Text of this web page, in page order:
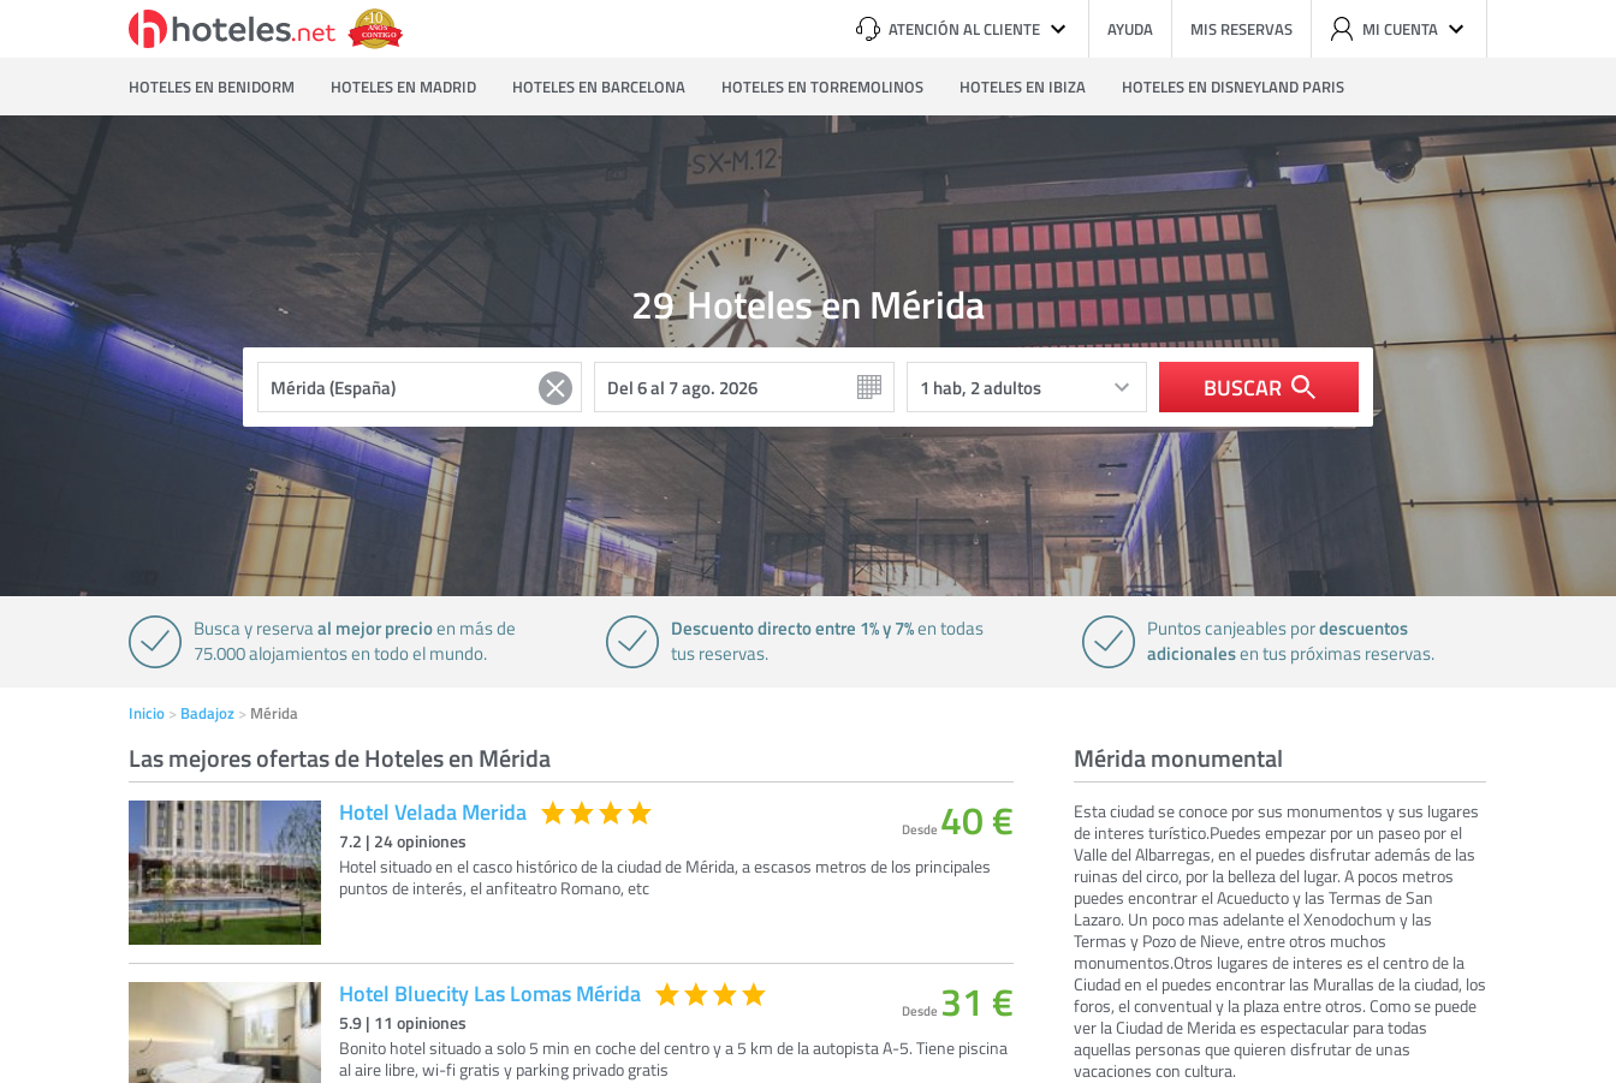
ATENCIÓN AL CLIENTE AYUDA MIS RESERVAS MI CUENTA
HOTELES EN BENIDORM HOTELES EN MADRID HOTELES EN BARCELONA HOTELES EN TORREMOLINOS HOTELES EN IBIZA HOTELES EN DISNEYLAND PARIS
Hoteles en Mérida
29
BUSCAR
Busca y reservaal mejor precioen más de
75.000 alojamientos en todo el mundo.
Descuento directo entre 1% y 7%en todas
tus reservas.
Puntos canjeables pordescuentos
adicionalesen tus próximas reservas.
Inicio Badajoz Mérida
Las mejores ofertas de Hoteles en Mérida
Hotel Velada Merida
7.2 | 24opiniones
Hotel situado en el casco histórico de la ciudad de Mérida, a escasos metros de los principales
puntos de interés, el anfiteatro Romano, etc
Desde 40 €
Hotel Bluecity Las Lomas Mérida
5.9 | 11 opiniones
Bonito hotel situado a solo 5 min en coche del centro y a 5 km de la autopista A-5. Tiene piscina
al aire libre, wi-fi gratis y parking privado gratis
Desde 31 €
Mérida monumental
Esta ciudad se conoce por sus monumentos y sus lugares
de interes turístico.Puedes empezar por un paseo por el
Valle del Albarregas, en el puedes disfrutar además de las
ruinas del circo, por la belleza del lugar. A pocos metros
puedes encontrar el Acueducto y las Termas de San
Lazaro. Un poco mas adelante el Xenodochum y las
Termas y Pozo de Nieve, entre otros muchos
monumentos.Otros lugares de interes es el centro de la
Ciudad en el puedes encontrar las Murallas de la ciudad, los
foros, el conventual y la plaza entre otros. Como se puede
ver la Ciudad de Merida es espectacular para todas
aquellas personas que quieren disfrutar de unas
vacaciones con cultura.